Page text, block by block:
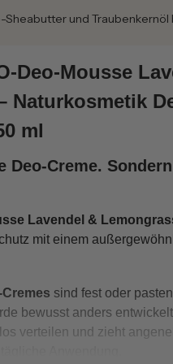
und Traubenkernöl
Deo-Mousse
Naturkosmetik
ml
Deo-Creme.
Lavendel &
mit einem
Cremes sind fest oder
bewusst anders
verteilen und zieht